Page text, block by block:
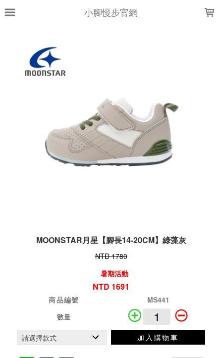
小腳慢步官網
MOONSTAR月星【腳長14-20CM】綠藻灰
NTD 1780
暑期活動
NTD 1691
商品編號
MS441
數量
加入購物車